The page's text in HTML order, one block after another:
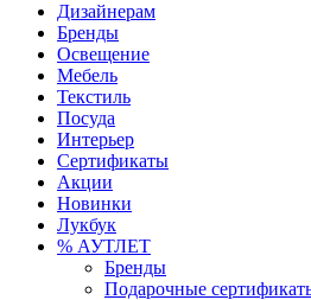
Дизайнерам
Бренды
Освещение
Мебель
Текстиль
Посуда
Интерьер
Сертификаты
Акции
Новинки
Лукбук
% АУТЛЕТ
Бренды
Подарочные